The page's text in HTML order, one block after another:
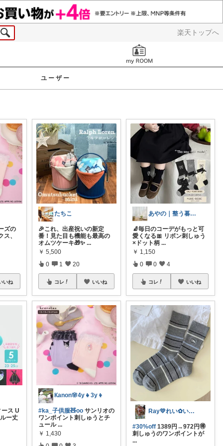
楽天トップへ
ユーザー
ズの
ス、
いね
ス U
ー丈
たちこ
🎉これ、出産祝いの新定
番！見た目も機能も最高の
オムツケーキ🎁✨ ...
￥ 5,500
0 1 20
コレ いいね
Кanon🌸4y👧3y👦
#ka_子供服🧸oo サンリオの
ワンポイント刺しゅうとチ
ュール ...
￥ 1,430
あやの｜整う暮らしROOM
🧦毎日のコーデがもっと可
愛くなる🎀 リボン刺しゅう
×ドット柄 ...
￥ 1,150
0 0 4
コレ いいね
Ray💛れい︎✿いつもありがとう❁¨̮
#30%off 1389円→972円🉐
刺しゅうのワンポイントが
...